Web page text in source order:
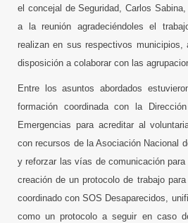
el concejal de Seguridad, Carlos
a la reunión agradeciéndoles el
realizan en sus respectivos
disposición a colaborar con las
Entre los asuntos abordados
formación coordinada con la
Emergencias para acreditar al
con recursos de la Asociación Nacional
y reforzar las vías de comunicación
creación de un protocolo de trabajo
coordinado con SOS Desaparecidos,
como un protocolo a seguir en caso